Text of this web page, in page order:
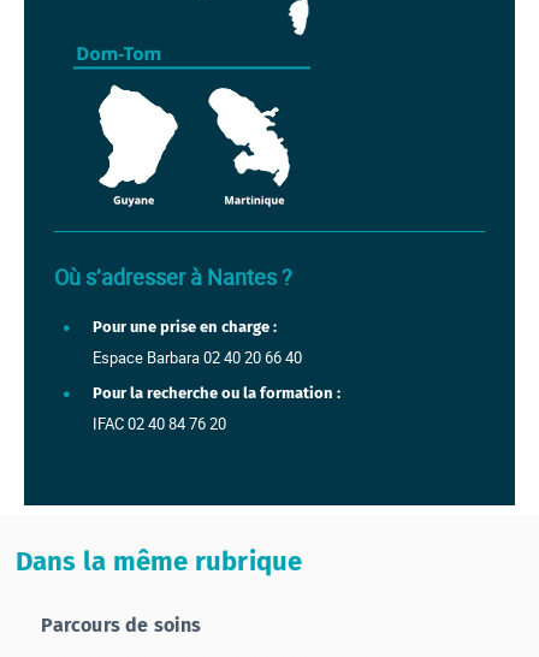
Où s’adresser à Nantes ?
Pour une prise en charge :
Espace Barbara 02 40 20 66 40
Pour la recherche ou la formation :
IFAC 02 40 84 76 20
Dans la même rubrique
Parcours de soins